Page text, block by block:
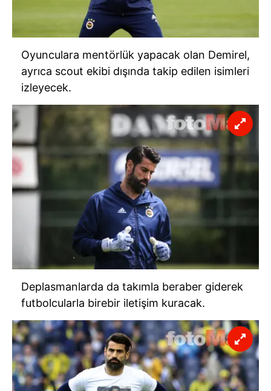
Oyunculara mentörlük yapacak olan Demirel,
ayrıca scout ekibi dışında takip edilen isimleri
izleyecek.
Deplasmanlarda da takımla beraber giderek
futbolcularla birebir iletişim kuracak.